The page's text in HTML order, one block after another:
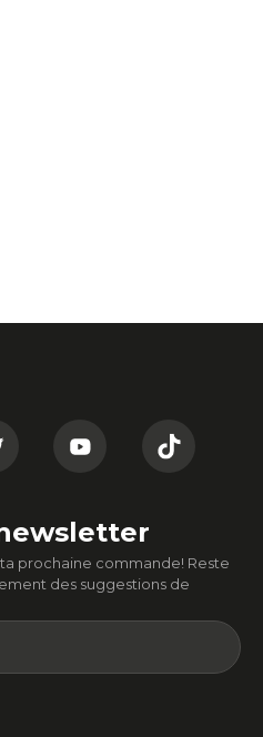
prochaine commande! Reste
des suggestions de